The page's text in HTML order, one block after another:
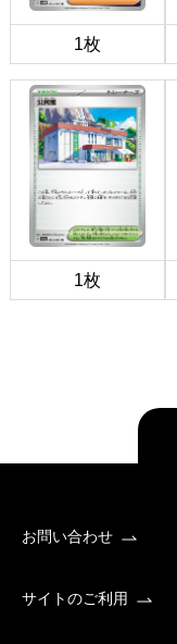
1枚
1枚
お問い合わせ
サイトのご利用